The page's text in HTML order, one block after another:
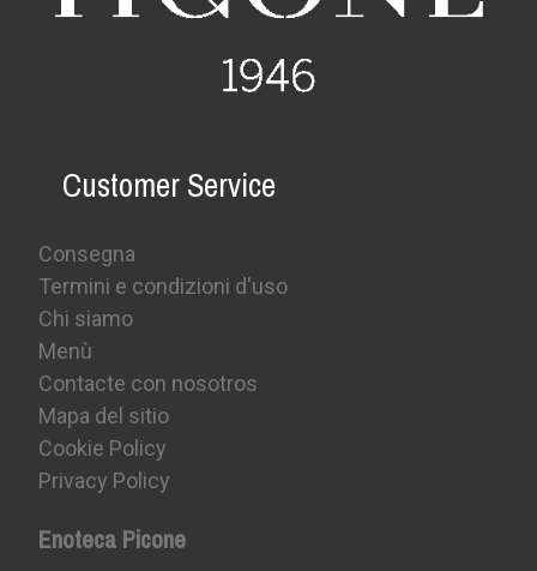
Customer Service
Consegna
Termini e condizioni d'uso
Chi siamo
Menù
Contacte con nosotros
Mapa del sitio
Cookie Policy
Privacy Policy
Enoteca Picone